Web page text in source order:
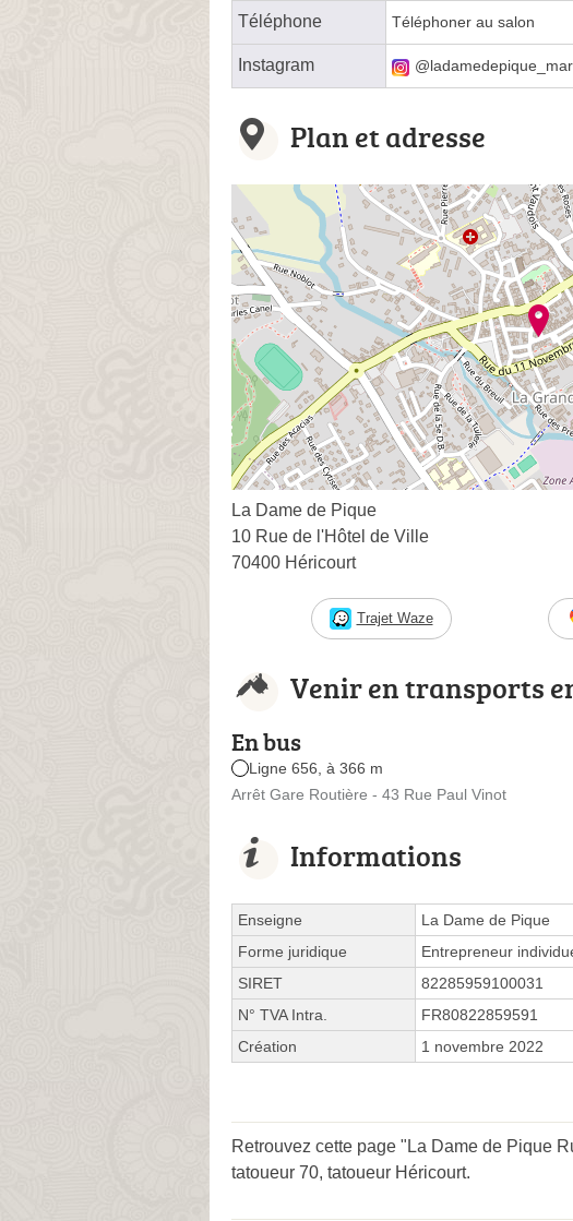
Téléphone Téléphoner au salon
Instagram
Plan et adresse
La Dame de Pique
10 Rue de l'Hôtel de Ville
70400 Héricourt
Trajet Waze
Venir en transports
En bus
Ligne 656, à 366 m
Arrêt Gare Routière - 43 Rue Paul Vinot
Informations
Enseigne
La Dame de Pique
Forme juridique
Entrepreneur
SIRET
82285959100031
N° TVA Intra.
FR80822859591
Création
1 novembre 2022
Retrouvez cette page "La Dame de Pique
tatoueur 70, tatoueur Héricourt.